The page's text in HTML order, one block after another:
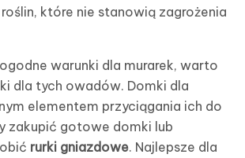
które nie stanowią zagrożenia
warunki dla murarek, warto
dla tych owadów. Domki dla
elementem przyciągania ich do
zakupić gotowe domki lub
rurki gniazdowe. Najlepsze dla